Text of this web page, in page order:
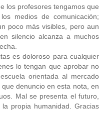
los profesores tengamos que
medios de comunicación;
poco más visibles, pero aun
silencio alcanza a muchos
es doloroso para cualquier
lo tengan que aprobar no
orientada al mercado
denuncio en esta nota, en
Mal se presenta el futuro,
propia humanidad. Gracias